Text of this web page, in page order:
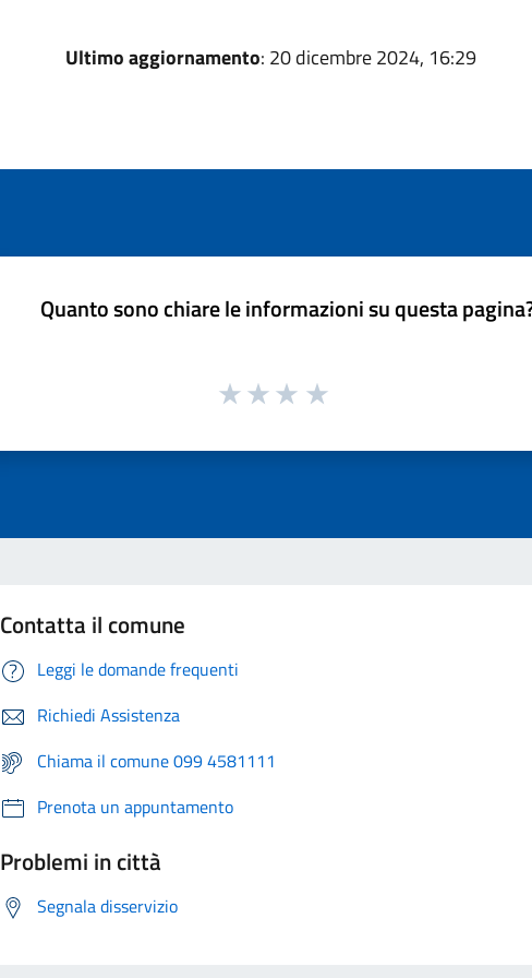
Ultimo aggiornamento: 20 dicembre 2024, 16:29
Quanto sono chiare le informazioni su questa
Contatta il comune
Leggi le domande frequenti
Richiedi Assistenza
Chiama il comune 099 4581111
Prenota un appuntamento
Problemi in città
Segnala disservizio